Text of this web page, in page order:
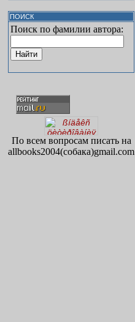
ПОИСК
Поиск по фамилии автора:
По всем вопросам писать на
allbooks2004(собака)gmail.com